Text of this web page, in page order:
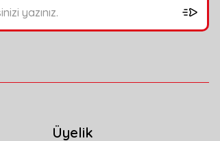
Üyelik